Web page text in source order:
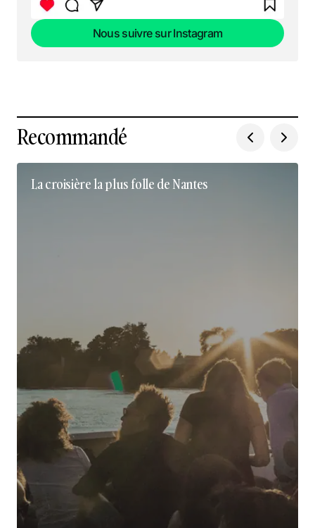
Nous suivre sur Instagram
Recommandé
La croisière la plus folle de Nantes